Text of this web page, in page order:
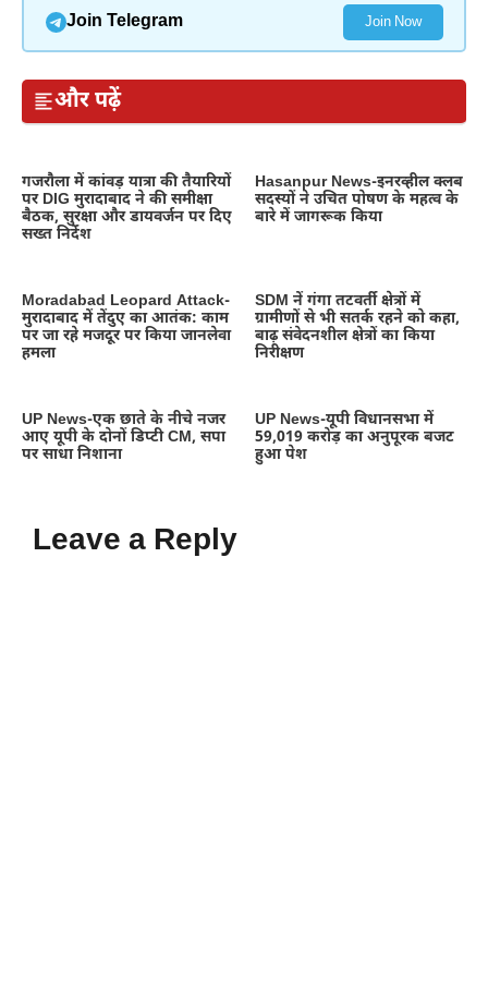
Join Telegram Join Now
और पढ़ें
गजरौला में कांवड़ यात्रा की तैयारियों
पर DIG मुरादाबाद ने की समीक्षा
बैठक, सुरक्षा और डायवर्जन पर दिए
सख्त निर्देश
Hasanpur News-इनरव्हील क्लब
सदस्यों ने उचित पोषण के महत्व के
बारे में जागरूक किया
Moradabad Leopard Attack-
मुरादाबाद में तेंदुए का आतंक: काम
पर जा रहे मजदूर पर किया जानलेवा
हमला
SDM नें गंगा तटवर्ती क्षेत्रों में
ग्रामीणों से भी सतर्क रहने को कहा,
बाढ़ संवेदनशील क्षेत्रों का किया
निरीक्षण
UP News-एक छाते के नीचे नजर
आए यूपी के दोनों डिप्टी CM, सपा
पर साधा निशाना
UP News-यूपी विधानसभा में
59,019 करोड़ का अनुपूरक बजट
हुआ पेश
Leave a Reply